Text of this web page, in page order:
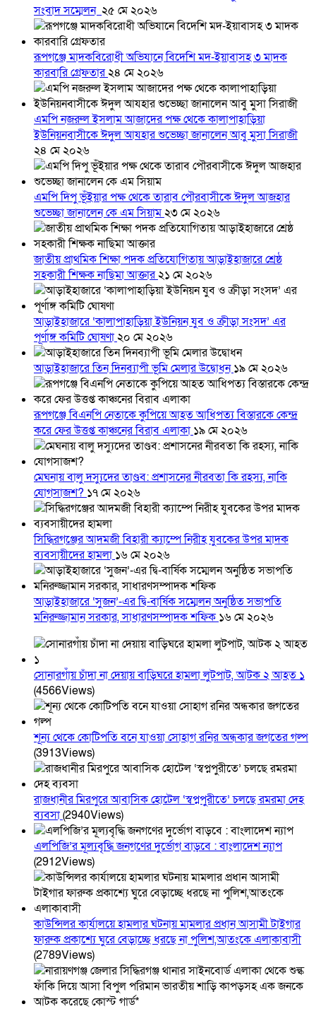
সংবাদ সম্মেলন ‎ ২৫ মে ২০২৬
রূপগঞ্জে মাদকবিরোধী অভিযানে বিদেশি মদ-ইয়াবাসহ ৩ মাদক
কারবারি গ্রেফতার২৪ মে ২০২৬
এমপি নজরুল ইসলাম আজাদের পক্ষ থেকে কালাপাহাড়িয়া
ইউনিয়নবাসীকে ঈদুল আযহার শুভেচ্ছা জানালেন আবু মুসা সিরাজী
২৪ মে ২০২৬
এমপি দিপু ভূঁইয়ার পক্ষ থেকে তারাব পৌরবাসীকে ঈদুল আজহার
শুভেচ্ছা জানালেন কে এম সিয়াম২৩ মে ২০২৬
জাতীয় প্রাথমিক শিক্ষা পদক প্রতিযোগিতায় আড়াইহাজারে শ্রেষ্ঠ
সহকারী শিক্ষক নাছিমা আক্তার২১ মে ২০২৬
আড়াইহাজারে ‘কালাপাহাড়িয়া ইউনিয়ন যুব ও ক্রীড়া সংসদ’ এর
পূর্ণাঙ্গ কমিটি ঘোষণা২০ মে ২০২৬
আড়াইহাজারে তিন দিনব্যাপী ভূমি মেলার উদ্বোধন১৯ মে ২০২৬
রূপগঞ্জে বিএনপি নেতাকে কুপিয়ে আহত আধিপত্য বিস্তারকে কেন্দ্র
করে ফের উত্তপ্ত কাঞ্চনের বিরাব এলাকা ১৯ মে ২০২৬
মেঘনায় বালু দস্যুদের তাণ্ডব: প্রশাসনের নীরবতা কি রহস্য, নাকি
যোগসাজশ? ১৭ মে ২০২৬
সিদ্ধিরগঞ্জের আদমজী বিহারী ক্যাম্পে নিরীহ যুবকের উপর মাদক
ব্যবসায়ীদের হামলা ১৬ মে ২০২৬
আড়াইহাজারে ‘সুজন’-এর দ্বি-বার্ষিক সম্মেলন অনুষ্ঠিত সভাপতি
মনিরুজ্জামান সরকার, সাধারণসম্পাদক শফিক ১৬ মে ২০২৬
সোনারগাঁয় চাঁদা না দেয়ায় বাড়িঘরে হামলা লুটপাট, আটক ২ আহত ১
(4566Views)
শূন্য থেকে কোটিপতি বনে যাওয়া সোহাগ রনির অন্ধকার জগতের গল্প
(3913Views)
রাজধানীর মিরপুরে আবাসিক হোটেল ‘স্বপ্নপুরীতে’ চলছে রমরমা দেহ
ব্যবসা(2940Views)
এলপিজি’র মূল্যবৃদ্ধি জনগণের দুর্ভোগ বাড়বে : বাংলাদেশ ন্যাপ
(2912Views)
কাউন্সিলর কার্যালয়ে হামলার ঘটনায় মামলার প্রধান আসামী টাইগার
ফারুক প্রকাশ্যে ঘুরে বেড়াচ্ছে ধরছে না পুলিশ,আতংকে এলাকাবাসী
(2789Views)